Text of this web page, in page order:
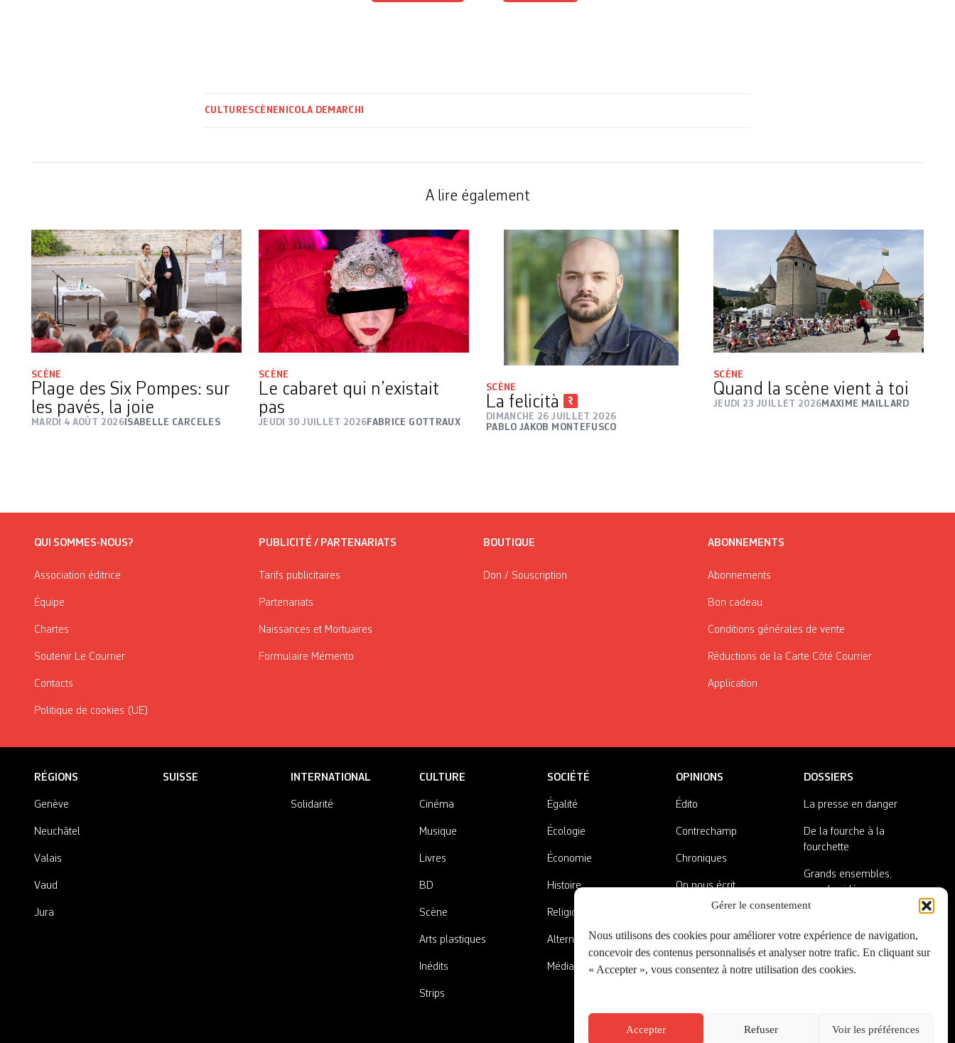
Gérer le consentement
Nous utilisons des cookies pour améliorer votre expérience de navigation,
concevoir des contenus personnalisés et analyser notre trafic. En cliquant sur
« Accepter », vous consentez à notre utilisation des cookies.
Accepter Refuser Voir les préférences
CULTURESCÈNE NICOLA DEMARCHI
A lire également
SCÈNE
Plage des Six Pompes: sur
les pavés, la joie
MARDI 4 AOÛT 2026ISABELLE CARCELES
SCÈNE
Le cabaret qui n’existait
pas
JEUDI 30 JUILLET 2026 FABRICE GOTTRAUX
SCÈNE
La felicità
DIMANCHE 26 JUILLET 2026
PABLO JAKOB MONTEFUSCO
SCÈNE
Quand la scène vient à toi
JEUDI 23 JUILLET 2026 MAXIME MAILLARD
QUI SOMMES-NOUS?
Association éditrice
Équipe
Chartes
Soutenir Le Courrier
Contacts
Politique de cookies (UE)
PUBLICITÉ / PARTENARIATS
Tarifs publicitaires
Partenariats
Naissances et Mortuaires
Formulaire Mémento
BOUTIQUE
Don / Souscription
ABONNEMENTS
Abonnements
Bon cadeau
Conditions générales de vente
Réductions de la Carte Côté Courrier
Application
RÉGIONS
Genève
Neuchâtel
Valais
Vaud
Jura
SUISSE INTERNATIONAL
Solidarité
CULTURE
Cinéma
Musique
Livres
BD
Scène
Arts plastiques
Inédits
Strips
SOCIÉTÉ
Égalité
Écologie
Économie
Histoire
Religions
Alternatives
Médias
OPINIONS
Édito
Contrechamp
Chroniques
On nous écrit
A côté de la plaque
DOSSIERS
La presse en danger
De la fourche à la
fourchette
Grands ensembles,
grandes idées